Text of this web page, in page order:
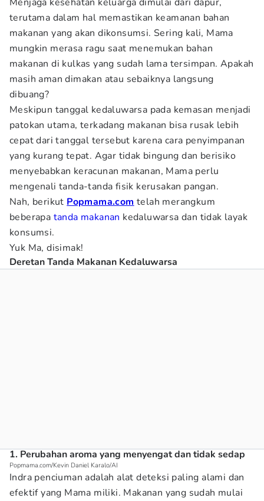
terutama dalam hal memastikan keamanan bahan
makanan yang akan dikonsumsi. Sering kali, Mama
mungkin merasa ragu saat menemukan bahan
makanan di kulkas yang sudah lama tersimpan. Apakah
masih aman dimakan atau sebaiknya langsung
dibuang?
Meskipun tanggal kedaluwarsa pada kemasan menjadi
patokan utama, terkadang makanan bisa rusak lebih
cepat dari tanggal tersebut karena cara penyimpanan
yang kurang tepat. Agar tidak bingung dan berisiko
menyebabkan keracunan makanan, Mama perlu
mengenali tanda-tanda fisik kerusakan pangan.
Nah, berikut Popmama.com telah merangkum
beberapa tanda makanan kedaluwarsa dan tidak layak
konsumsi.
Yuk Ma, disimak!
Deretan Tanda Makanan Kedaluwarsa
1. Perubahan aroma yang menyengat dan tidak sedap
Popmama.com/Kevin Daniel Karalo/AI
Indra penciuman adalah alat deteksi paling alami dan
efektif yang Mama miliki. Makanan yang sudah mulai